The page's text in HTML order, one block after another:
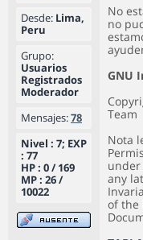
Desde: Lima,
Peru
Grupo:
Usuarios
Registrados
Moderador
Mensajes:78
Nivel : 7; EXP
: 77
HP : 0 / 169
MP : 26 /
10022
No
no
GNU
Team
Nota
under
any
of the